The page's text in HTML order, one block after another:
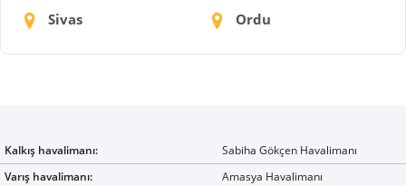
Sivas Ordu
Kalkış havalimanı:
Sabiha Gökçen Havalimanı
Varış havalimanı:
Amasya Havalimanı